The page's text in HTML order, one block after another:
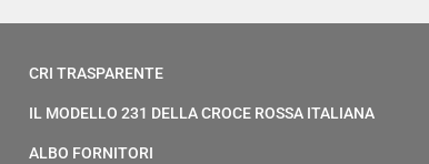
CRI TRASPARENTE
IL MODELLO 231 DELLA CROCE ROSSA ITALIANA
ALBO FORNITORI